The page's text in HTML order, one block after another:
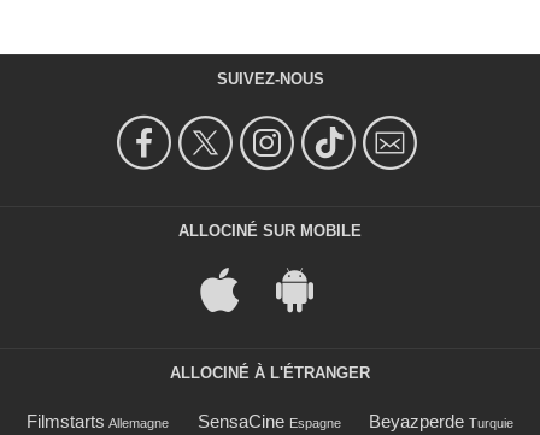
SUIVEZ-NOUS
ALLOCINÉ SUR MOBILE
ALLOCINÉ À L'ÉTRANGER
Filmstarts Allemagne SensaCine Espagne Beyazperde Turquie